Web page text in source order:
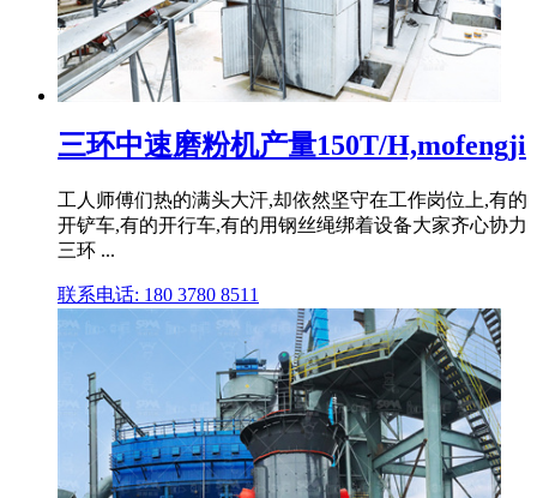
三环中速磨粉机产量150T/H,mofengji
工人师傅们热的满头大汗,却依然坚守在工作岗位上,有的
开铲车,有的开行车,有的用钢丝绳绑着设备大家齐心协力
三环 ...
联系电话: 180 3780 8511